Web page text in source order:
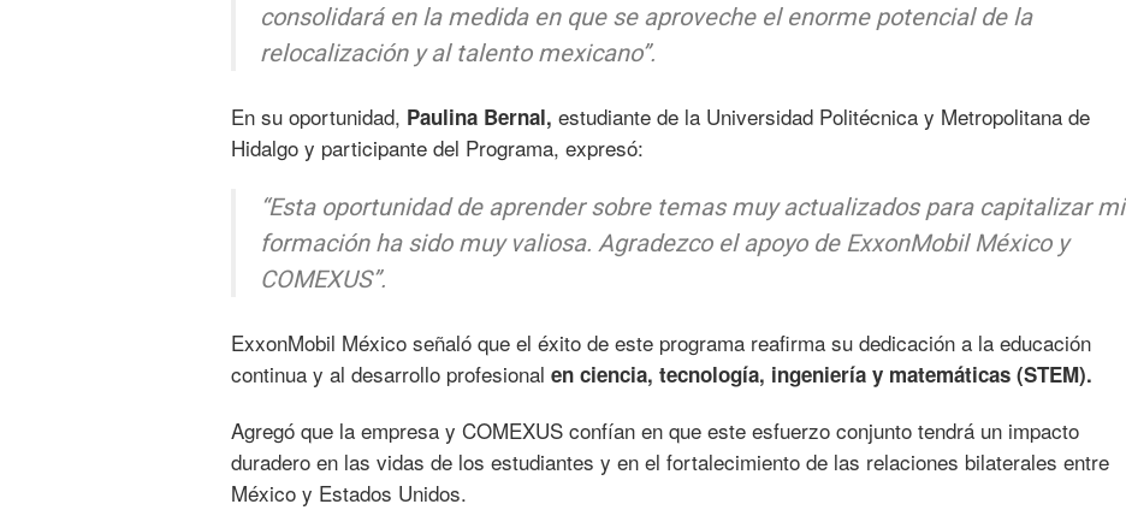
consolidará en la medida en que se aproveche el enorme potencial de la
relocalización y al talento mexicano”.
En su oportunidad, Paulina Bernal, estudiante de la Universidad Politécnica y Metropolitana de
Hidalgo y participante del Programa, expresó:
“Esta oportunidad de aprender sobre temas muy actualizados para capitalizar mi
formación ha sido muy valiosa. Agradezco el apoyo de ExxonMobil México y
COMEXUS”.
ExxonMobil México señaló que el éxito de este programa reafirma su dedicación a la educación
continua y al desarrollo profesional en ciencia, tecnología, ingeniería y matemáticas (STEM).
Agregó que la empresa y COMEXUS confían en que este esfuerzo conjunto tendrá un impacto
duradero en las vidas de los estudiantes y en el fortalecimiento de las relaciones bilaterales entre
México y Estados Unidos.